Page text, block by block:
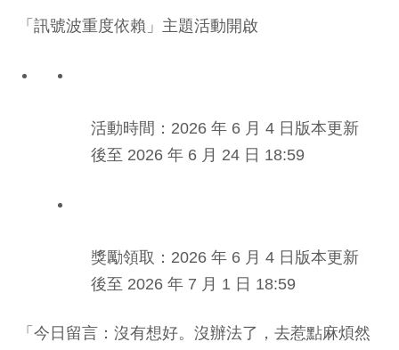
「訊號波重度依賴」主題活動開啟
活動時間：2026 年 6 月 4 日版本更新
後至 2026 年 6 月 24 日 18:59
獎勵領取：2026 年 6 月 4 日版本更新
後至 2026 年 7 月 1 日 18:59
「今日留言：沒有想好。沒辦法了，去惹點麻煩然